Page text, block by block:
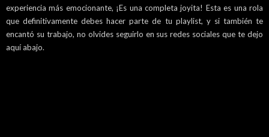
experiencia más emocionante, ¡Es una completa joyita! Esta es una rola
que definitivamente debes hacer parte de tu playlist, y si también te
encantó su trabajo, no olvides seguirlo en sus redes sociales que te dejo
aquí abajo.